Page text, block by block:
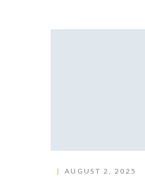
AUGUST 2, 2025